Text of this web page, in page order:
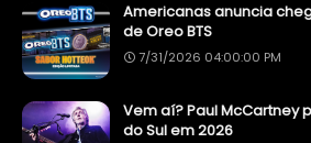
Americanas anuncia
de Oreo BTS
7/31/2026 04:00:00 PM
Vem aí? Paul McCartney
do Sul em 2026